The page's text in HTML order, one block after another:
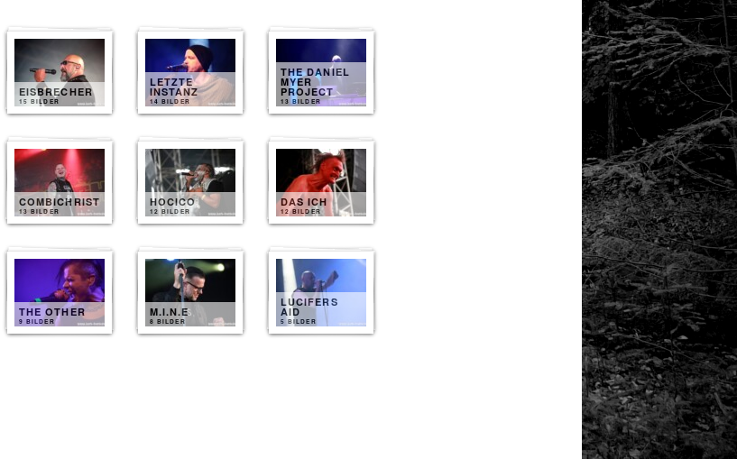
EISBRECHER
15 BILDER
LETZTE
INSTANZ
14 BILDER
THE DANIEL
MYER
PROJECT
13 BILDER
COMBICHRIST
13 BILDER
HOCICO
12 BILDER
DAS ICH
12 BILDER
THE OTHER
9 BILDER
M.I.N.E
8 BILDER
LUCIFERS
AID
5 BILDER